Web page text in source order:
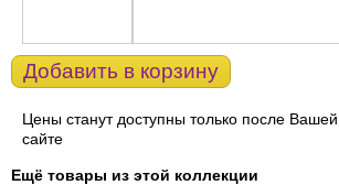
Добавить в корзину
Цены станут доступны только после
сайте
Ещё товары из этой коллекции